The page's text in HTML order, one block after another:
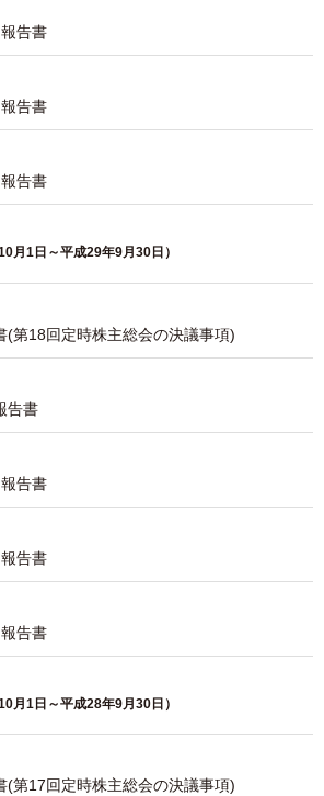
告書
告書
告書
月1日～平成29年9月30日）
(第18回定時株主総会の決議事項)
告書
告書
告書
告書
月1日～平成28年9月30日）
(第17回定時株主総会の決議事項)